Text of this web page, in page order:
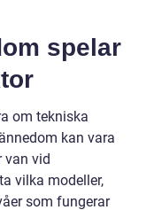
spelar
om tekniska
kan vara
van vid
vilka modeller,
som fungerar